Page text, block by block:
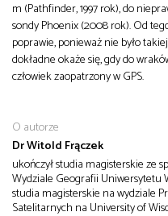
m (Pathfinder, 1997 rok), do
sondy Phoenix (2008 rok). Od
poprawie, ponieważ nie było
dokładne okaże się, gdy do
człowiek zaopatrzony w GPS.
O autorze
Dr Witold Frączek
ukończył studia magisterskie ze
Wydziale Geografii Uniwersytetu
studia magisterskie na wydziale
Satelitarnych na University of